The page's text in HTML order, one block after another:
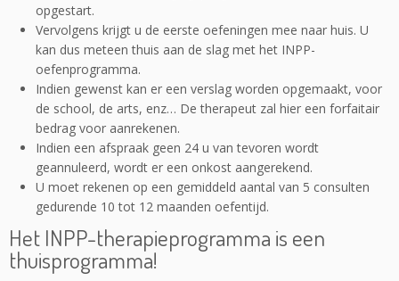
opgestart.
Vervolgens krijgt u de eerste oefeningen mee naar huis. U
kan dus meteen thuis aan de slag met het INPP-
oefenprogramma.
Indien gewenst kan er een verslag worden opgemaakt, voor
de school, de arts, enz… De therapeut zal hier een forfaitair
bedrag voor aanrekenen.
Indien een afspraak geen 24 u van tevoren wordt
geannuleerd, wordt er een onkost aangerekend.
U moet rekenen op een gemiddeld aantal van 5 consulten
gedurende 10 tot 12 maanden oefentijd.
Het INPP-therapieprogramma is een
thuisprogramma!